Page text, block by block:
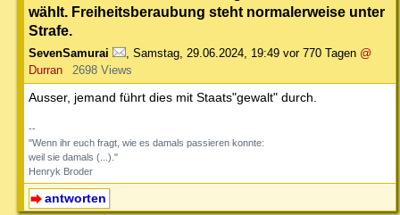
wählt. Freiheitsberaubung steht normalerweise unter
Strafe.
SevenSamurai Samstag, 29.06.2024, 19:49 vor 770 Tagen @
Durran
2698 Views
Ausser, jemand führt dies mit Staats"gewalt" durch.
--
"Wenn ihr euch fragt, wie es damals passieren konnte:
weil sie damals (...)."
Henryk Broder
antworten